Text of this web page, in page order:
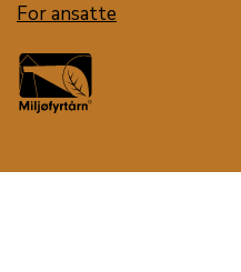
For ansatte